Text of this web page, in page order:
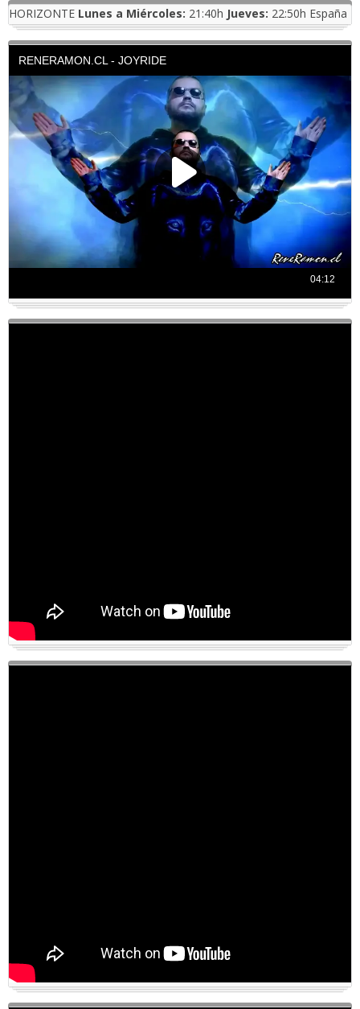
HORIZONTE Lunes a Miércoles: 21:40h Jueves: 22:50h España